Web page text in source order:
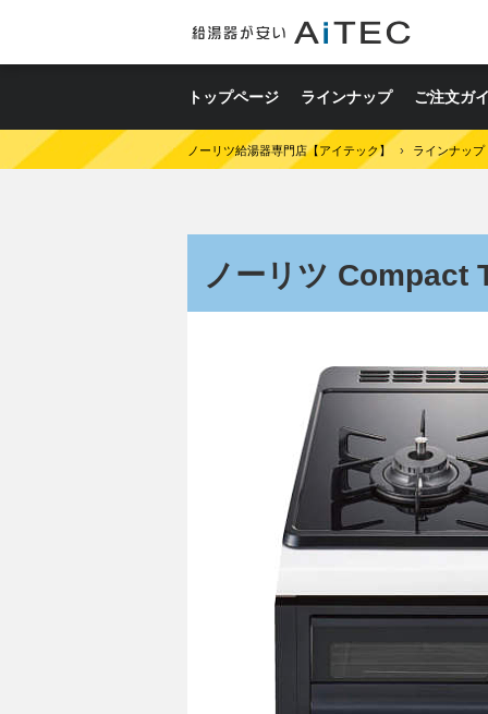
トップページ ラインナップ ご注文ガ
ノーリツ給湯器専門店【アイテック】 › ラインナップ
ノーリツ Compact